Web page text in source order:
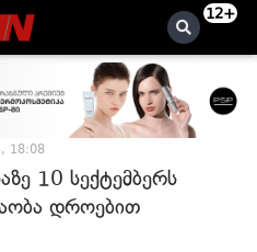
12+
18:08
10 სექტემბერს
დროებით